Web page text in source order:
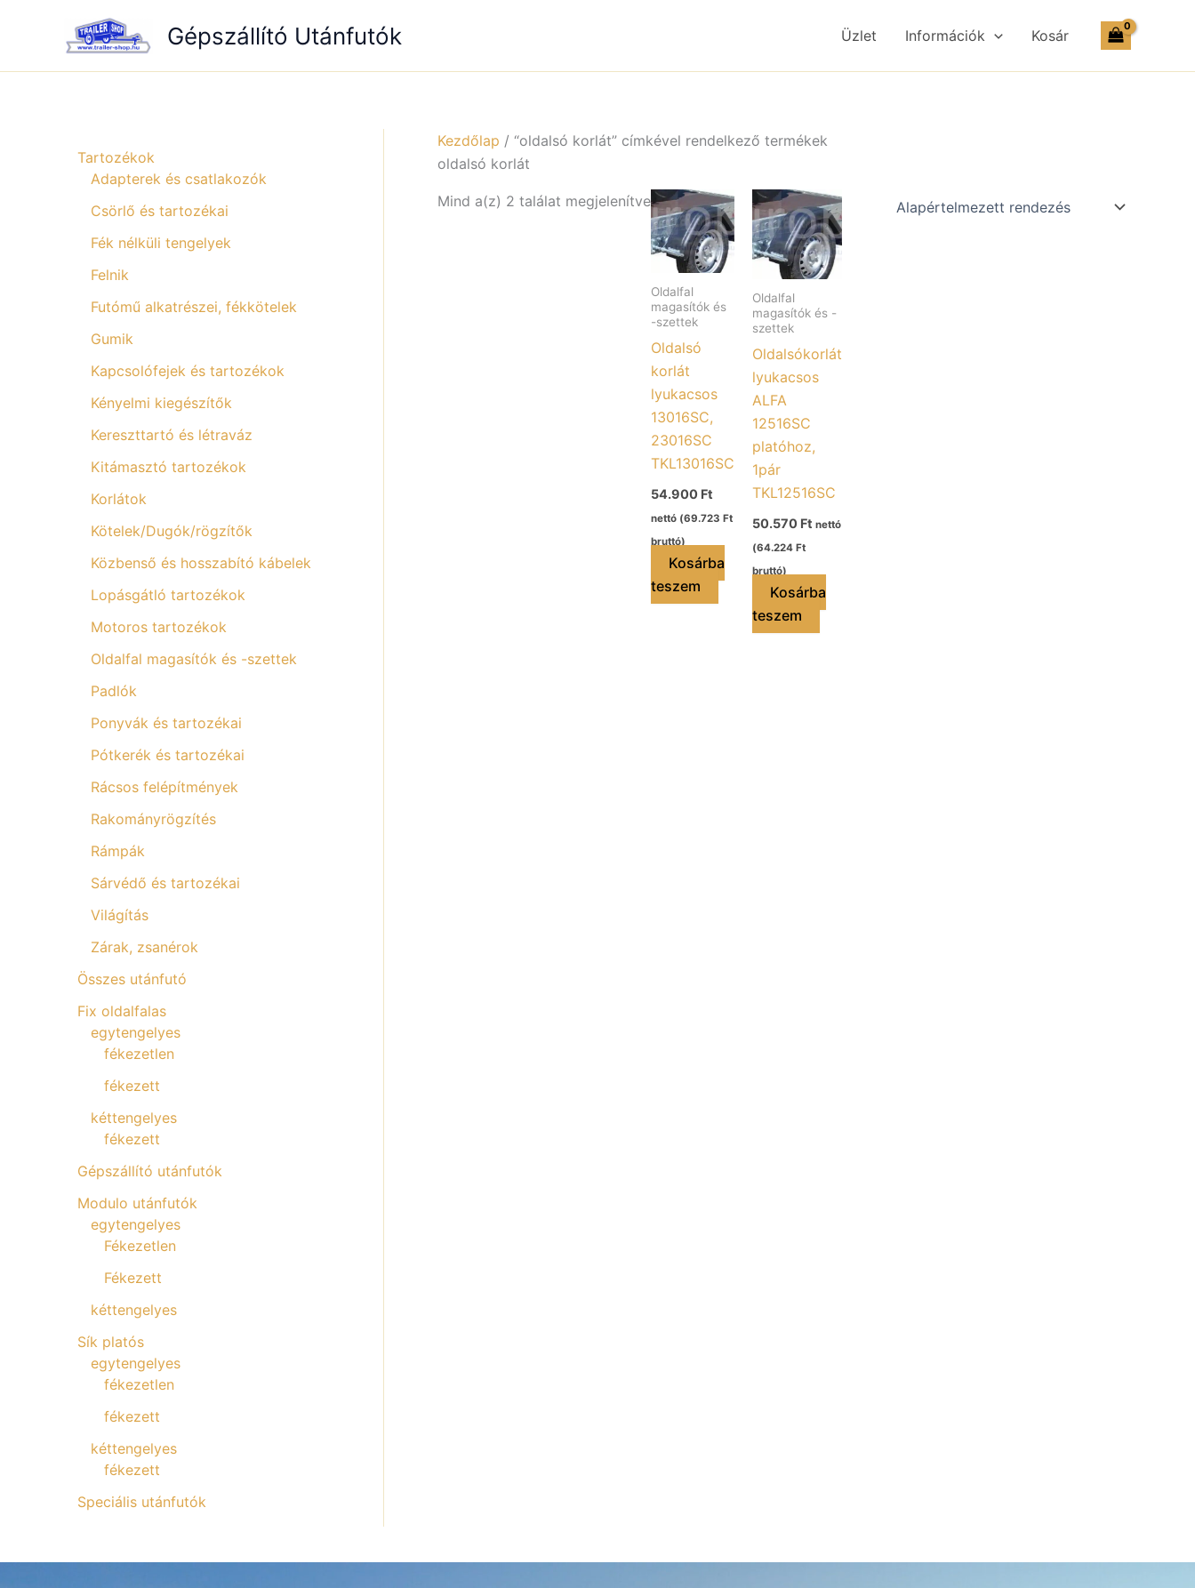
Gépszállító Utánfutók Üzlet Információk Kosár
Tartozékok
Adapterek és csatlakozók
Csörlő és tartozékai
Fék nélküli tengelyek
Felnik
Futómű alkatrészei, fékkötelek
Gumik
Kapcsolófejek és tartozékok
Kényelmi kiegészítők
Kereszttartó és létraváz
Kitámasztó tartozékok
Korlátok
Kötelek/Dugók/rögzítők
Közbenső és hosszabító kábelek
Lopásgátló tartozékok
Motoros tartozékok
Oldalfal magasítók és -szettek
Padlók
Ponyvák és tartozékai
Pótkerék és tartozékai
Rácsos felépítmények
Rakományrögzítés
Rámpák
Sárvédő és tartozékai
Világítás
Zárak, zsanérok
Összes utánfutó
Fix oldalfalas
egytengelyes
fékezetlen
fékezett
kéttengelyes
fékezett
Gépszállító utánfutók
Modulo utánfutók
egytengelyes
Fékezetlen
Fékezett
kéttengelyes
Sík platós
egytengelyes
fékezetlen
fékezett
kéttengelyes
fékezett
Speciális utánfutók
Kezdőlap / “oldalsó korlát” címkével rendelkező termékek
oldalsó korlát
Mind a(z) 2 találat megjelenítve
Oldalfal
magasítók és
-szettek
Oldalsó
korlát
lyukacsos
13016SC,
23016SC
TKL13016SC
54.900 Ft
nettó (69.723 Ft
bruttó)
Kosárba
teszem
Oldalfal
magasítók és -
szettek
Oldalsókorlát
lyukacsos
ALFA
12516SC
platóhoz,
1pár
TKL12516SC
50.570 Ft nettó
(64.224 Ft
bruttó)
Kosárba
teszem